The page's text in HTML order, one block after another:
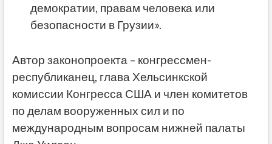
демократии, правам человека или
безопасности в Грузии».
Автор законопроекта – конгрессмен-
республиканец, глава Хельсинкской
комиссии Конгресса США и член комитетов
по делам вооруженных сил и по
международным вопросам нижней палаты